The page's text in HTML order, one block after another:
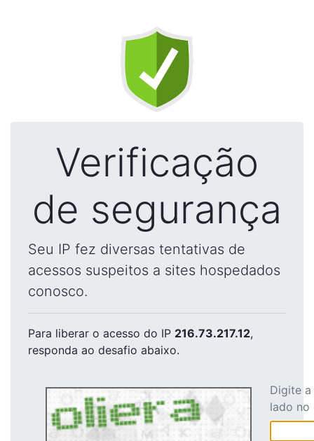
Verificação
de segurança
Seu IP fez diversas tentativas de
acessos suspeitos a sites hospedados
conosco.
Para liberar o acesso do IP 216.73.217.12,
responda ao desafio abaixo.
Digite
lado no